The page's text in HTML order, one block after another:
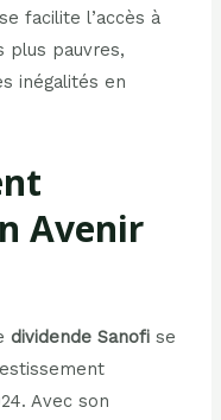
facilite l’accès à
plus pauvres,
inégalités en
Avenir
dividende Sanofi se
Avec son